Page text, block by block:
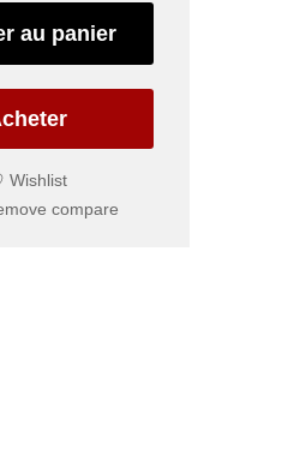
au panier
Wishlist
compare